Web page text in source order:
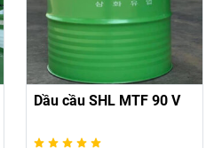
Dầu cầu SHL MTF 90 V